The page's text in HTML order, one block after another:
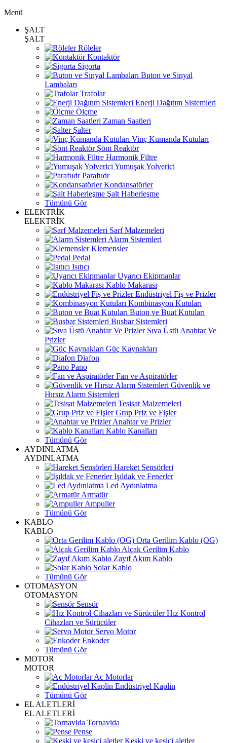
Menü
ŞALT
ŞALT
Röleler
Kontaktör
Sigorta
Buton ve Sinyal
Lambaları
Trafolar
Enerji Dağıtım Sistemleri
Ölçme
Zaman Saatleri
Şalter
Vinç Kumanda Kutuları
Şönt Reaktör
Harmonik Filtre
Yumuşak Yolverici
Parafudr
Kondansatörler
Şalt Haberleşme
Tümünü Gör
ELEKTRİK
ELEKTRİK
Sarf Malzemeleri
Alarm Sistemleri
Klemensler
Pedal
Isıtıcı
Uyarıcı Ekipmanlar
Kablo Makarası
Endüstriyel Fiş ve Prizler
Kombinasyon Kutuları
Buton ve Buat Kutuları
Busbar Sistemleri
Sıva Üstü Anahtar Ve
Prizler
Güç Kaynakları
Diafon
Pano
Fan ve Aspiratörler
Güvenlik ve
Hırsız Alarm Sistemleri
Tesisat Malzemeleri
Grup Priz ve Fişler
Anahtar ve Prizler
Kablo Kanalları
Tümünü Gör
AYDINLATMA
AYDINLATMA
Hareket Sensörleri
Işıldak ve Fenerler
Led Aydınlatma
Armatür
Ampuller
Tümünü Gör
KABLO
KABLO
Orta Gerilim Kablo (OG)
Alçak Gerilim Kablo
Zayıf Akım Kablo
Solar Kablo
Tümünü Gör
OTOMASYON
OTOMASYON
Sensör
Hız Kontrol
Cihazları ve Sürücüler
Servo Motor
Enkoder
Tümünü Gör
MOTOR
MOTOR
Ac Motorlar
Endüstriyel Kaplin
Tümünü Gör
EL ALETLERİ
EL ALETLERİ
Tornavida
Pense
Keski ve kesici aletler